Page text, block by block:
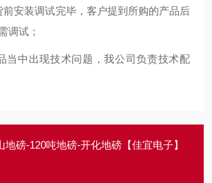
前安装调试完毕，客户提到所购的产品后
调试；
当中出现技术问题，我公司负责技术配
地磅-120吨地磅-开化地磅【佳宜电子】